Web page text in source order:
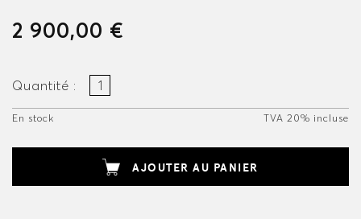
2 900,00 €
Quantité :
En stock TVA 20% incluse
AJOUTER AU PANIER